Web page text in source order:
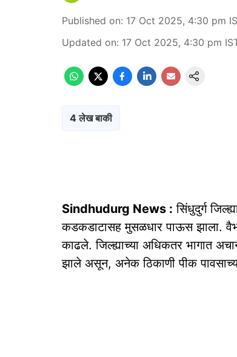
Published on: 17 Oct 2025, 4:30 pm
Updated on: 17 Oct 2025, 4:30 pm
4 लेख बाकी
Sindhudurg News : सिंधुदुर्ग
कडकडाटासह मुसळधार पाऊस झाला.
काढले. जिल्ह्याच्या अधिकतर भागात
झाले असून, अनेक ठिकाणी पीक